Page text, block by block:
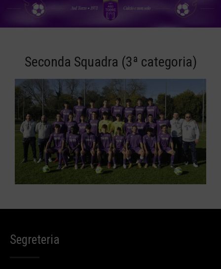
Seconda Squadra (3ª categoria)
Segreteria